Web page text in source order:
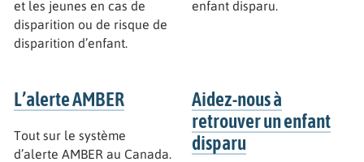
et les jeunes en cas de
disparition ou de risque de
disparition d’enfant.
enfant disparu.
L’alerte AMBER
Tout sur le système
d’alerte AMBER au Canada.
Aidez-nous à
retrouver un enfant
disparu